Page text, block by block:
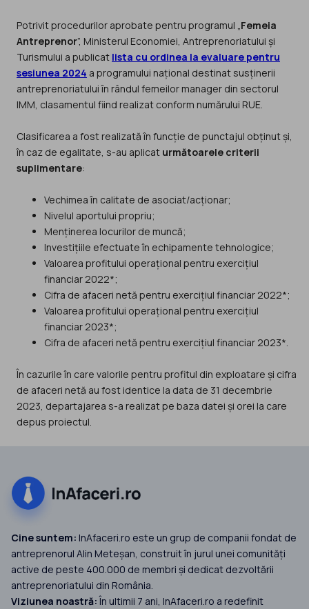
Potrivit procedurilor aprobate pentru programul „Femeia
Antreprenor”, Ministerul Economiei, Antreprenoriatului și
Turismului a publicat lista cu ordinea la evaluare pentru
sesiunea 2024 a programului național destinat susținerii
antreprenoriatului în rândul femeilor manager din sectorul
IMM, clasamentul fiind realizat conform numărului RUE.
Clasificarea a fost realizată în funcție de punctajul obținut și,
în caz de egalitate, s-au aplicat următoarele criterii
suplimentare:
Vechimea în calitate de asociat/acționar;
Nivelul aportului propriu;
Menținerea locurilor de muncă;
Investițiile efectuate în echipamente tehnologice;
Valoarea profitului operațional pentru exercițiul
financiar 2022*;
Cifra de afaceri netă pentru exercițiul financiar 2022*;
Valoarea profitului operațional pentru exercițiul
financiar 2023*;
Cifra de afaceri netă pentru exercițiul financiar 2023*.
În cazurile în care valorile pentru profitul din exploatare și cifra
de afaceri netă au fost identice la data de 31 decembrie
2023, departajarea s-a realizat pe baza datei și orei la care
depus proiectul.
Cine suntem: InAfaceri.ro este un grup de companii fondat de
antreprenorul Alin Meteșan, construit în jurul unei comunități
active de peste 400.000 de membri și dedicat dezvoltării
antreprenoriatului din România.
Viziunea noastră:În ultimii 7 ani, InAfaceri.ro a redefinit